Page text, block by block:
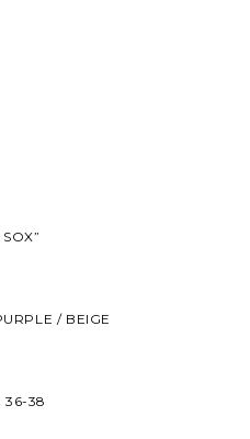
/ BEIGE
36-38